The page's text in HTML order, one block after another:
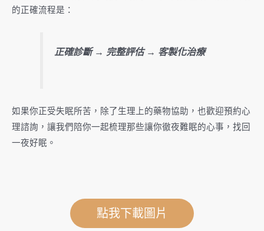
的正確流程是：
正確診斷 → 完整評估 → 客製化治療
如果你正受失眠所苦，除了生理上的藥物協助，也歡迎預約心
理諮詢，讓我們陪你一起梳理那些讓你徹夜難眠的心事，找回
一夜好眠。
點我下載圖片